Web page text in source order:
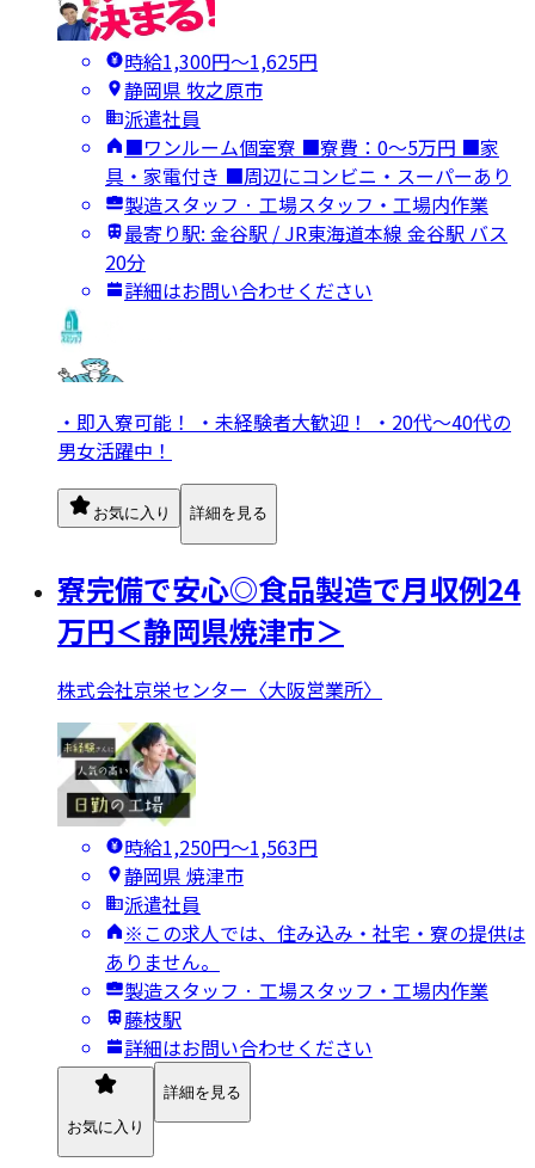
時給1,300円〜1,625円
静岡県 牧之原市
派遣社員
■ワンルーム個室寮 ■寮費：0～5万円 ■家
具・家電付き ■周辺にコンビニ・スーパーあり
製造スタッフ · 工場スタッフ・工場内作業
最寄り駅: 金谷駅 / JR東海道本線 金谷駅 バス
20分
詳細はお問い合わせください
・即入寮可能！ ・未経験者大歓迎！ ・20代〜40代の
男女活躍中！
お気に入り 詳細を見る
寮完備で安心◎食品製造で月収例24
万円＜静岡県焼津市＞
株式会社京栄センター〈大阪営業所〉
時給1,250円〜1,563円
静岡県 焼津市
派遣社員
※この求人では、住み込み・社宅・寮の提供は
ありません。
製造スタッフ · 工場スタッフ・工場内作業
藤枝駅
詳細はお問い合わせください
お気に入り
詳細を見る